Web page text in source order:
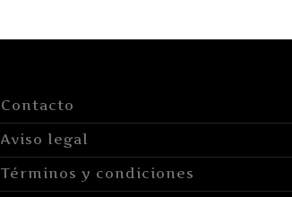
Contacto
Aviso legal
Términos y condiciones